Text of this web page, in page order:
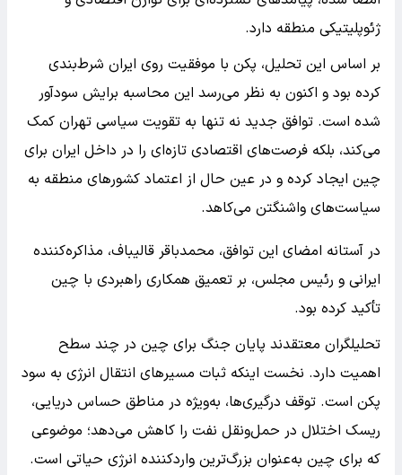
ژئوپلیتیکی منطقه دارد.
بر اساس این تحلیل، پکن با موفقیت روی ایران شرط‌بندی
کرده بود و اکنون به نظر می‌رسد این محاسبه برایش سودآور
شده است. توافق جدید نه تنها به تقویت سیاسی تهران کمک
می‌کند، بلکه فرصت‌های اقتصادی تازه‌ای را در داخل ایران برای
چین ایجاد کرده و در عین حال از اعتماد کشورهای منطقه به
سیاست‌های واشنگتن می‌کاهد.
در آستانه امضای این توافق، محمدباقر قالیباف، مذاکره‌کننده
ایرانی و رئیس مجلس، بر تعمیق همکاری راهبردی با چین
تأکید کرده بود.
تحلیلگران معتقدند پایان جنگ برای چین در چند سطح
اهمیت دارد. نخست اینکه ثبات مسیرهای انتقال انرژی به سود
پکن است. توقف درگیری‌ها، به‌ویژه در مناطق حساس دریایی،
ریسک اختلال در حمل‌ونقل نفت را کاهش می‌دهد؛ موضوعی
که برای چین به‌عنوان بزرگ‌ترین واردکننده انرژی حیاتی است.